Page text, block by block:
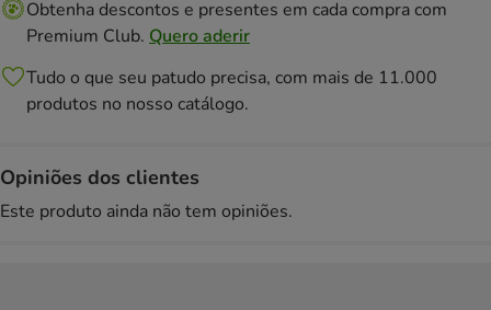
Obtenha descontos e presentes em cada compra com
Premium Club. Quero aderir
Tudo o que seu patudo precisa, com mais de 11.000
produtos no nosso catálogo.
Opiniões dos clientes
Este produto ainda não tem opiniões.